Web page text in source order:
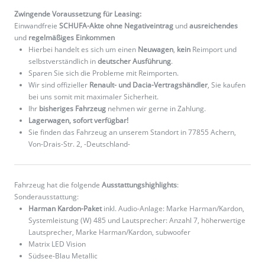
Zwingende Voraussetzung für Leasing:
Einwandfreie SCHUFA-Akte ohne Negativeintrag undausreichendes
und regelmäßiges Einkommen
Hierbei handelt es sich um einen Neuwagen, kein Reimport und
selbstverständlich indeutscher Ausführung.
Sparen Sie sich die Probleme mit Reimporten.
Wir sind offizieller Renault- und Dacia-Vertragshändler, Sie kaufen
bei uns somit mit maximaler Sicherheit.
Ihr bisheriges Fahrzeug nehmen wir gerne in Zahlung.
Lagerwagen, sofort verfügbar!
Sie finden das Fahrzeug an unserem Standort in 77855 Achern,
Von-Drais-Str. 2, -Deutschland-
Fahrzeug hat die folgende Ausstattungshighlights:
Sonderausstattung:
Harman Kardon-Paketinkl. Audio-Anlage: Marke Harman/Kardon,
Systemleistung (W) 485 und Lautsprecher: Anzahl 7, höherwertige
Lautsprecher, Marke Harman/Kardon, subwoofer
Matrix LED Vision
Südsee-Blau Metallic